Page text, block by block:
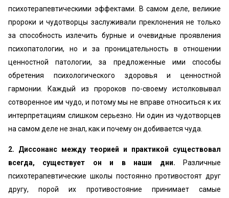
психотерапевтическими эффектами. В самом деле, великие
пророки и чудотворцы заслуживали преклонения не только
за способность излечить бурные и очевидные проявления
психопатологии, но и за проницательность в отношении
ценностной патологии, за предложенные ими способы
обретения психологического здоровья и ценностной
гармонии. Каждый из пророков по-своему истолковывал
сотворенное им чудо, и потому мы не вправе относиться к их
интерпретациям слишком серьезно. Ни один из чудотворцев
на самом деле не знал, как и почему он добивается чуда.
2. Диссонанс между теорией и практикой существовал
всегда, существует он и в наши дни. Различные
психотерапевтические школы постоянно противостоят друг
другу, порой их противостояние принимает самые